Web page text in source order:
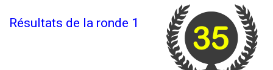
Résultats de la ronde 1